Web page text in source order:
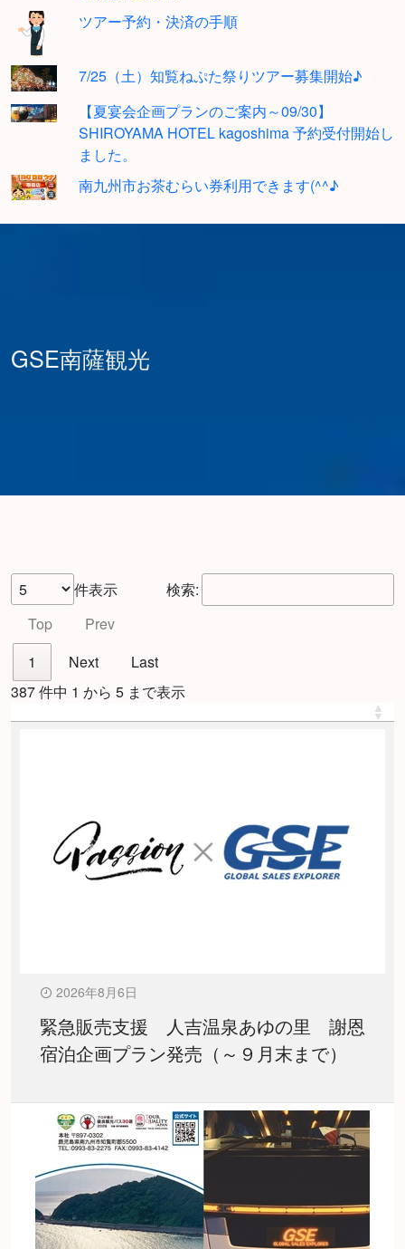
ツアー予約・決済の手順
7/25（土）知覧ねぷた祭りツアー募集開始♪
【夏宴会企画プランのご案内～09/30】
SHIROYAMA HOTEL kagoshima 予約受付開始し
ました。
南九州市お茶むらい券利用できます(^^♪
GSE南薩観光
件表示
検索:
Top
Prev
1
Next
Last
387 件中 1 から 5 まで表示
2026年8月6日
緊急販売支援 人吉温泉あゆの里 謝恩
宿泊企画プラン発売（～９月末まで）